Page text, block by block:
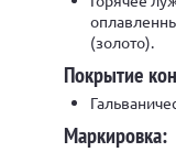
(золото).
Покрытие
Маркировка: